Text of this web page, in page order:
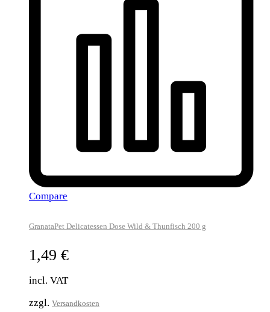
Compare
GranataPet Delicatessen Dose Wild & Thunfisch 200 g
1,49 €
incl. VAT
zzgl. Versandkosten